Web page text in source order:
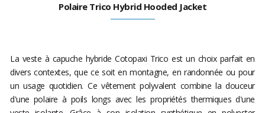
Polaire Trico Hybrid Hooded Jacket
La veste à capuche hybride Cotopaxi Trico est un choix parfait en
divers contextes, que ce soit en montagne, en randonnée ou pour
un usage quotidien. Ce vêtement polyvalent combine la douceur
d'une polaire à poils longs avec les propriétés thermiques d'une